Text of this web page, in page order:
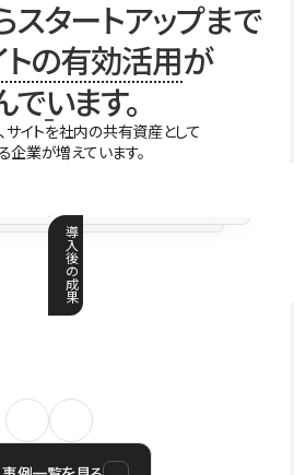
タートアップまで
の有効活用が
でいます。
サイトを社内の共有資産として
企業が増えています。
導
入
後
の
成
果